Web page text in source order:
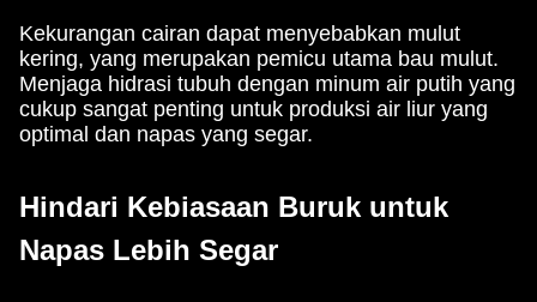
Kekurangan cairan dapat menyebabkan mulut
kering, yang merupakan pemicu utama bau mulut.
Menjaga hidrasi tubuh dengan minum air putih yang
cukup sangat penting untuk produksi air liur yang
optimal dan napas yang segar.
Hindari Kebiasaan Buruk untuk
Napas Lebih Segar